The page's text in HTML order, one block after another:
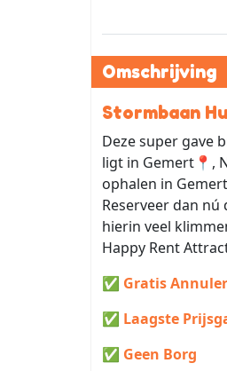
Omschrijving
Stormbaan
Deze super gave
ligt in Gemert📍,
ophalen in
Reserveer dan
hierin veel
Happy Rent
✅ Gratis
✅ Laagste
✅ Geen Borg